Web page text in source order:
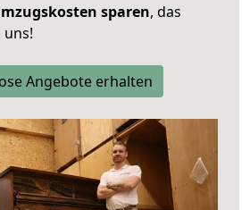
sparen, das
Angebote erhalten